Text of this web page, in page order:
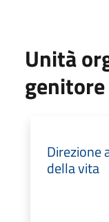
Unità
genitore
Direzione
della vita